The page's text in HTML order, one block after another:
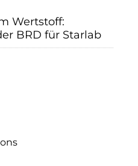
Wertstoff:
BRD für Starlab